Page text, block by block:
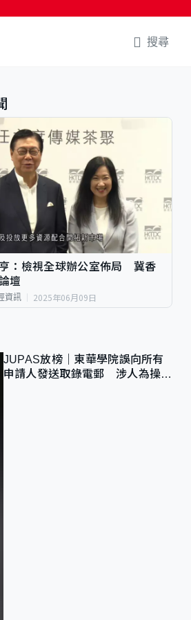
搜尋
：檢視全球辦公室佈局 冀香
壇
資訊 2025年06月09日
JUPAS放榜｜東華學院誤向所有
申請人發送取錄電郵 涉人為操作